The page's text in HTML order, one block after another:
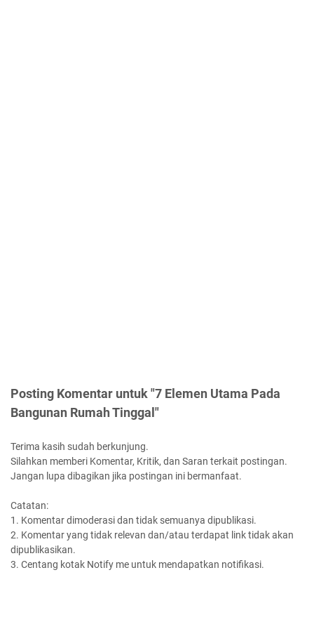
Posting Komentar untuk "7 Elemen Utama Pada
Bangunan Rumah Tinggal"
Terima kasih sudah berkunjung.
Silahkan memberi Komentar, Kritik, dan Saran terkait postingan.
Jangan lupa dibagikan jika postingan ini bermanfaat.
Catatan:
1. Komentar dimoderasi dan tidak semuanya dipublikasi.
2. Komentar yang tidak relevan dan/atau terdapat link tidak akan
dipublikasikan.
3. Centang kotak Notify me untuk mendapatkan notifikasi.